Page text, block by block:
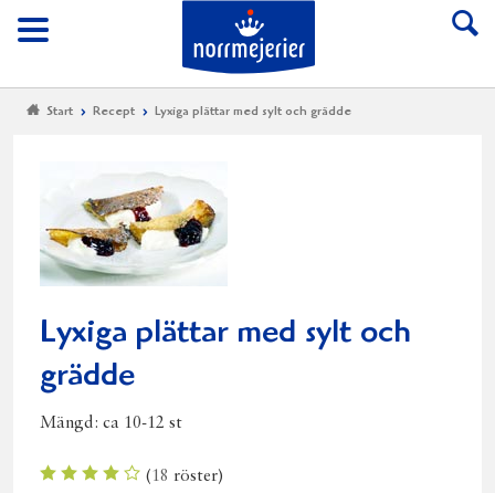
Meny
Till Norrmejerier
Start Recept Lyxiga plättar med sylt och grädde
Lyxiga plättar med sylt och
grädde
Mängd: ca 10-12 st
(18 röster)